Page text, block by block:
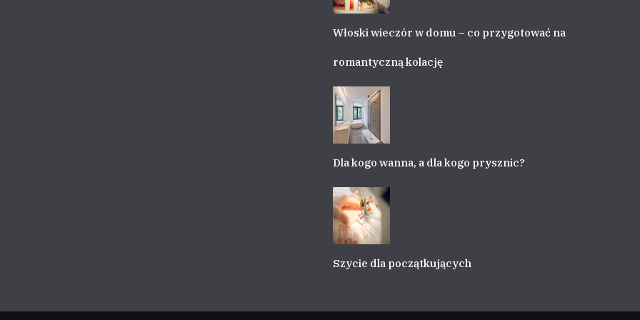
Włoski wieczór w domu – co przygotować na
romantyczną kolację
Dla kogo wanna, a dla kogo prysznic?
Szycie dla początkujących